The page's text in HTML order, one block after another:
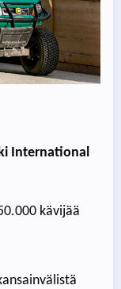
International
kävijää